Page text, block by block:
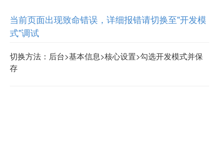
当前页面出现致命错误，详细报错请切换至"开发模
式"调试
切换方法：后台>基本信息>核心设置>勾选开发模式并保
存